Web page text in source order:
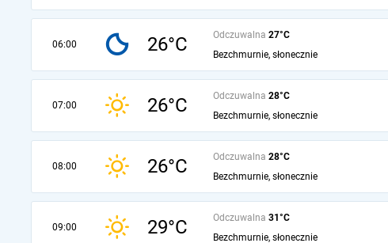
06:00 26°C Odczuwalna 27°C
Bezchmurnie, słonecznie
07:00 26°C Odczuwalna 28°C
Bezchmurnie, słonecznie
08:00 26°C Odczuwalna 28°C
Bezchmurnie, słonecznie
09:00 29°C Odczuwalna 31°C
Bezchmurnie, słonecznie